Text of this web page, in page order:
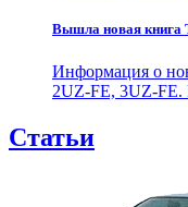
Вышла новая книга
Информация о
2UZ-FE, 3UZ-FE.
Статьи